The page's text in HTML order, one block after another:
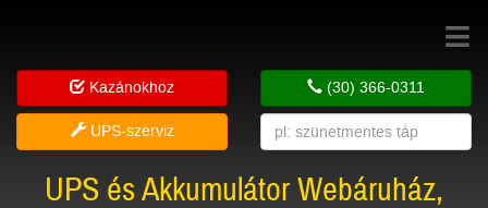
Toggle
Kazánokhoz
UPS-szerviz
(30) 366-0311
UPS és Akkumulátor Webáruház,